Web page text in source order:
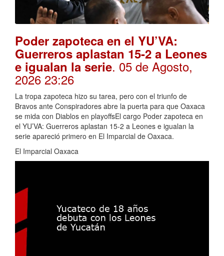
Poder zapoteca en el YU’VA:
Guerreros aplastan 15-2 a Leones
e igualan la serie. 05 de Agosto,
2026 23:26
La tropa zapoteca hizo su tarea, pero con el triunfo de
Bravos ante Conspiradores abre la puerta para que Oaxaca
se mida con Diablos en playoffsEl cargo Poder zapoteca en
el YU’VA: Guerreros aplastan 15-2 a Leones e igualan la
serie apareció primero en El Imparcial de Oaxaca.
El Imparcial Oaxaca